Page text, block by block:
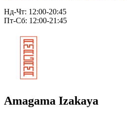
Нд-Чт: 12:00-20:45
Пт-Сб: 12:00-21:45
Amagama Izakaya